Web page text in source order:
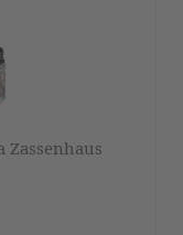
Zassenhaus